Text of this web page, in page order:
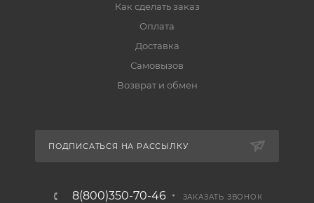
Как сделать заказ
Оплата
Доставка
Самовызов
Возврат и обмен
ПОДПИСАТЬСЯ НА РАССЫЛКУ
8(800)350-70-46 ЗАКАЗАТЬ ЗВОНОК